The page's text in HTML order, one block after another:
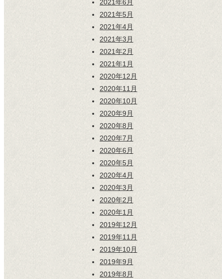
2021年6月
2021年5月
2021年4月
2021年3月
2021年2月
2021年1月
2020年12月
2020年11月
2020年10月
2020年9月
2020年8月
2020年7月
2020年6月
2020年5月
2020年4月
2020年3月
2020年2月
2020年1月
2019年12月
2019年11月
2019年10月
2019年9月
2019年8月